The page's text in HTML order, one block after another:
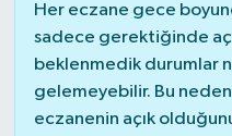
Her eczane gece
sadece gerektiğinde
beklenmedik durumlar
gelemeyebilir. Bu
eczanenin açık